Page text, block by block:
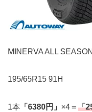
MINERVA ALL
195/65R15 91H
1本 「6380円」 ×4＝ 「